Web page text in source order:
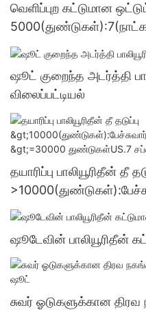
வெளிப்புற கட்டுமான
ஒட்டும் பொருள் மொத்த
ஷூட் குறைந்த அடர்த்தி
விலைப்பட்டியல்
தயாரிப்பு பாலியூரிதீன் தீ
ள்) >=30000
ஷூடேவின் பாலியூரிதீன்
சுவர் ஓடுகளுக்கான